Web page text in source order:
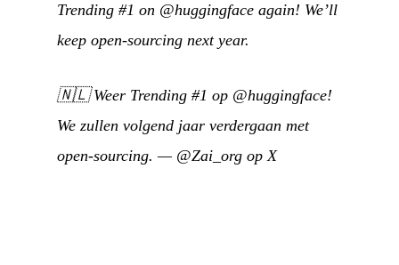
Trending #1 on @huggingface again! We’ll
keep open-sourcing next year.
🇳🇱Weer Trending #1 op @huggingface!
We zullen volgend jaar verdergaan met
open-sourcing. — @Zai_org op X